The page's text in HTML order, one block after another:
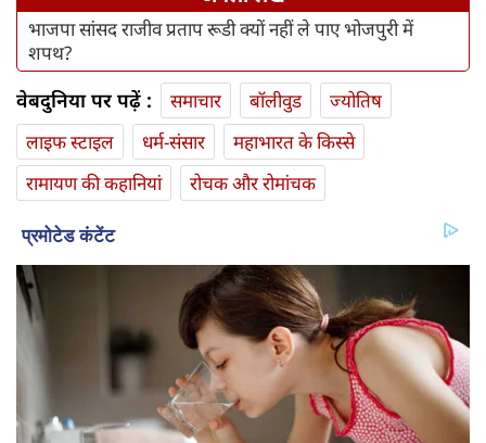
भाजपा सांसद राजीव प्रताप रूडी क्यों नहीं ले पाए भोजपुरी में
शपथ?
वेबदुनिया पर पढ़ें : समाचार बॉलीवुड
ज्योतिष
लाइफ स्‍टाइल
धर्म-संसार
महाभारत के किस्से
रामायण की कहानियां
रोचक और रोमांचक